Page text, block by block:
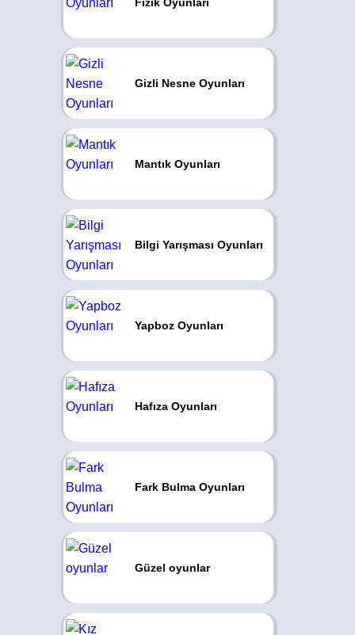
Gizli Nesne Oyunları
Mantık Oyunları
Bilgi Yarışması Oyunları
Yapboz Oyunları
Hafıza Oyunları
Fark Bulma Oyunları
Güzel oyunlar